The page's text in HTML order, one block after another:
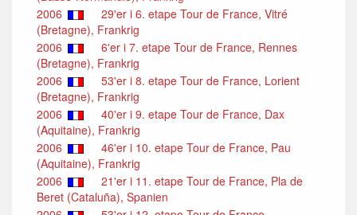
2006
29'er i 6. etape Tour de France, Vitré
(Bretagne), Frankrig
2006
6'er i 7. etape Tour de France, Rennes
(Bretagne), Frankrig
2006
53'er i 8. etape Tour de France, Lorient
(Bretagne), Frankrig
2006
40'er i 9. etape Tour de France, Dax
(Aquitaine), Frankrig
2006
46'er i 10. etape Tour de France, Pau
(Aquitaine), Frankrig
2006
21'er i 11. etape Tour de France, Pla de
Beret (Cataluña), Spanien